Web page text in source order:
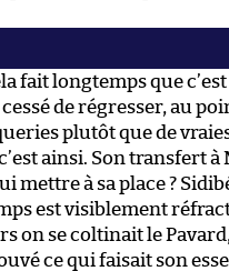
fait longtemps que
de régresser, au
plutôt que de
ainsi. Son transfert à
à sa place ?
est visiblement
on se coltinait le
ce qui faisait son